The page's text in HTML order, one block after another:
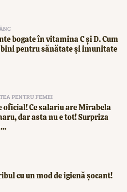
bogate în vitamina C și D. Cum
pentru sănătate și imunitate
PENTRU FEMEI
oficial! Ce salariu are Mirabela
dar asta nu e tot! Surpriza
cu un mod de igienă șocant!